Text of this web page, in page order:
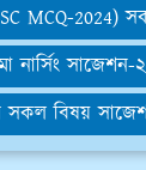
MCQ-2024)
নার্সিং
সকল বিষয়